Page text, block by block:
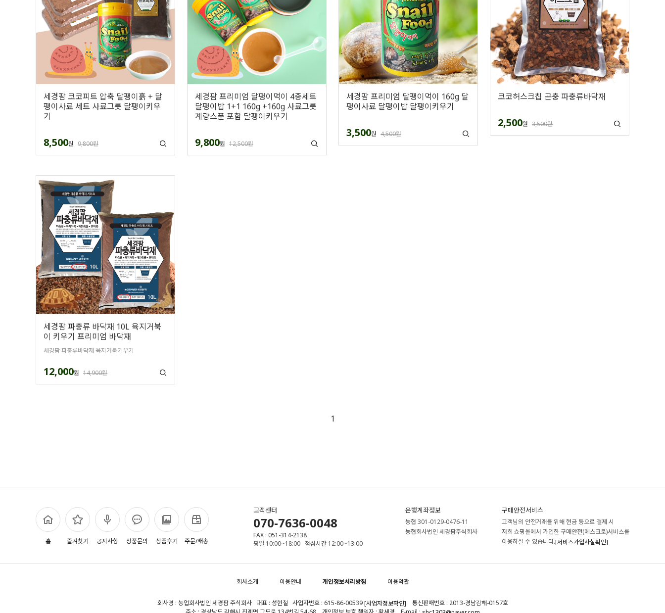
세경팜 코코피트 압축 달팽이흙 + 달
팽이사료 세트 사료그릇 달팽이키우
기
8,500원 9,800원
세경팜 프리미엄 달팽이먹이 4종세트
달팽이밥 1+1 160g +160g 사료그릇
계량스푼 포함 달팽이키우기
9,800원 12,500원
세경팜 프리미엄 달팽이먹이 160g 달
팽이사료 달팽이밥 달팽이키우기
3,500원 4,500원
코코허스크칩 곤충 파충류바닥재
2,500원 3,500원
세경팜 파충류 바닥재 10L 육지거북
이 키우기 프리미엄 바닥재
세경팜 파충류바닥재 육지거북키우기
12,000원 14,900원
1
홈 즐겨찾기 공지사항 상품문의 상품후기 주문/배송
고객센터
070-7636-0048
FAX : 051-314-2138
평일 10:00~18:00 점심시간 12:00~13:00
은행계좌정보
농협 301-0129-0476-11
농협회사법인 세경팜주식회사
구매안전서비스
고객님의 안전거래를 위해 현금 등으로 결제 시
저희 쇼핑몰에서 가입한 구매안전(에스크로)서비스를
이용하실 수 있습니다.[서비스가입사실확인]
회사소개 이용안내 개인정보처리방침 이용약관
회사명 : 농업회사법인 세경팜 주식회사 대표 : 성현철 사업자번호 : 615-86-00539[사업자정보확인] 통신판매번호 : 2013-경남김해-0157호